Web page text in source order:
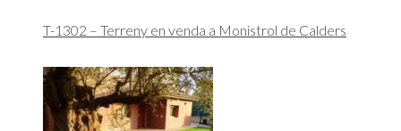
T-1302 – Terreny en venda a Monistrol de Calders